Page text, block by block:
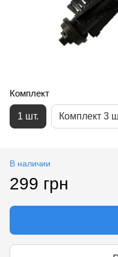
Комплект
1 шт. Комплект 3
В наличии
299 грн